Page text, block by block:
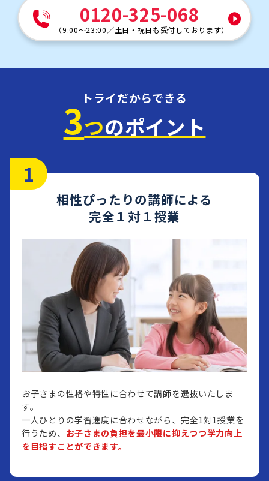
0120-325-068
（9:00～23:00 ／土日・祝日も受付しております）
トライだからできる
3つのポイント
相性ぴったりの講師による
完全１対１授業
お子さまの性格や特性に合わせて講師を選抜いたしま
す。
一人ひとりの学習進度に合わせながら、完全1対1授業を
行うため、 お子さまの負担を最小限に抑えつつ学力向上
を目指すことができます。